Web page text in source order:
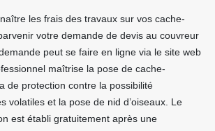
les frais des travaux sur vos cache-
votre demande de devis au couvreur
peut se faire en ligne via le site web
maîtrise la pose de cache-
de protection contre la possibilité
volatiles et la pose de nid d’oiseaux. Le
est établi gratuitement après une